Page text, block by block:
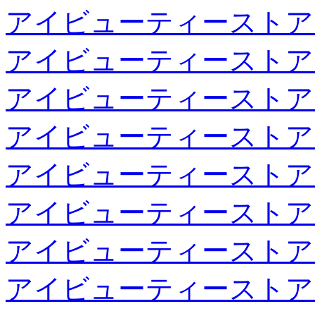
アイビューティースト
アイビューティースト
アイビューティースト
アイビューティースト
アイビューティースト
アイビューティースト
アイビューティースト
アイビューティースト